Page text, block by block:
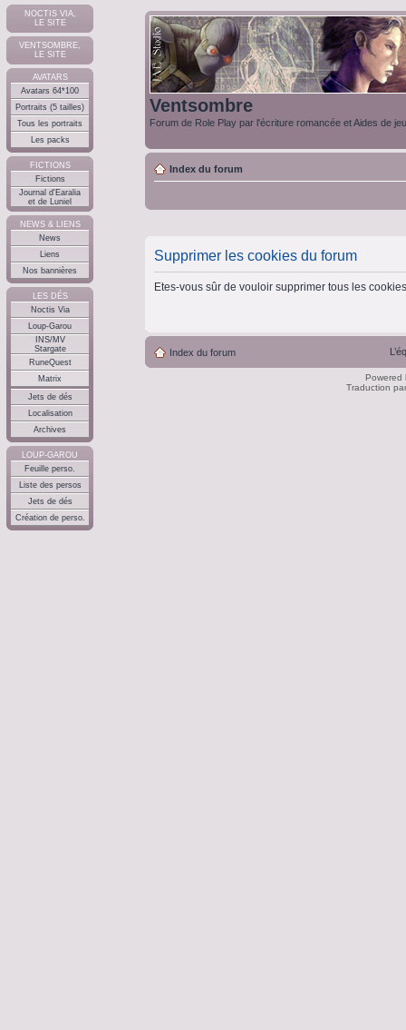
NOCTIS VIA,
LE SITE
VENTSOMBRE,
LE SITE
AVATARS
Avatars 64*100
Portraits (5 tailles)
Tous les portraits
Les packs
FICTIONS
Fictions
Journal d'Earalia
et de Luniel
NEWS & LIENS
News
Liens
Nos bannières
LES DÉS
Noctis Via
Loup-Garou
INS/MV
Stargate
RuneQuest
Matrix
Jets de dés
Localisation
Archives
LOUP-GAROU
Feuille perso.
Liste des persos
Jets de dés
Création de perso.
Ventsombre
Forum de Role Play par l'écriture romancée et Aides de
Index du forum
Supprimer les cookies du forum
Etes-vous sûr de vouloir supprimer tous les
Index du forum
Powered
Traduction